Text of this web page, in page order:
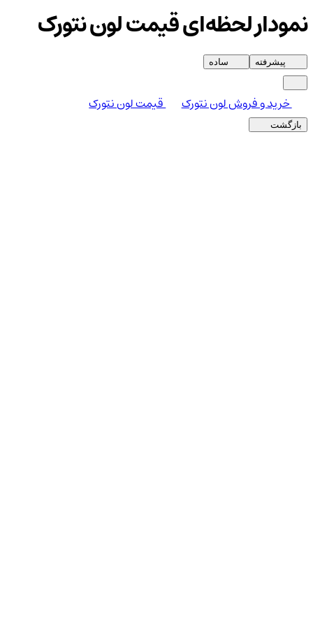
نمودار لحظه‌ای قیمت لون نتورک
پیشرفته ساده
خرید و فروش لون نتورک قیمت لون نتورک
بازگشت